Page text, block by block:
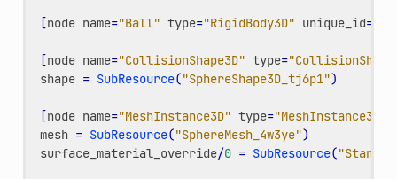
[node name="Ball" type="RigidBody3D" unique_id=
[node name="CollisionShape3D" type=
shape = SubResource("SphereShape3D_tj6p1")
[node name="MeshInstance3D" type="MeshInstance3D"
mesh = SubResource("SphereMesh_4w3ye")
surface_material_override/0 = SubResource(